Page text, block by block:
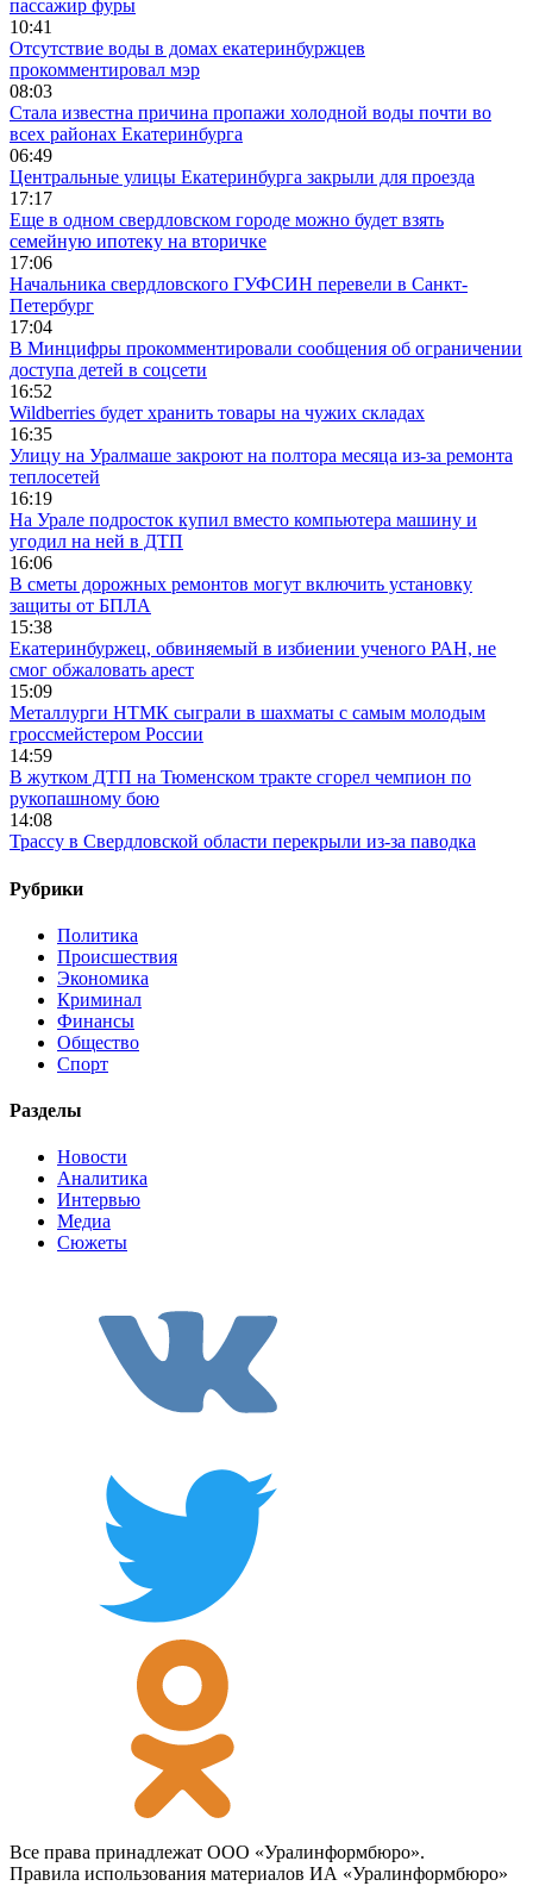
пассажир фуры
10:41
Отсутствие воды в домах екатеринбуржцев
прокомментировал мэр
08:03
Стала известна причина пропажи холодной воды почти во
всех районах Екатеринбурга
06:49
Центральные улицы Екатеринбурга закрыли для проезда
17:17
Еще в одном свердловском городе можно будет взять
семейную ипотеку на вторичке
17:06
Начальника свердловского ГУФСИН перевели в Санкт-
Петербург
17:04
В Минцифры прокомментировали сообщения об ограничении
доступа детей в соцсети
16:52
Wildberries будет хранить товары на чужих складах
16:35
Улицу на Уралмаше закроют на полтора месяца из-за ремонта
теплосетей
16:19
На Урале подросток купил вместо компьютера машину и
угодил на ней в ДТП
16:06
В сметы дорожных ремонтов могут включить установку
защиты от БПЛА
15:38
Екатеринбуржец, обвиняемый в избиении ученого РАН, не
смог обжаловать арест
15:09
Металлурги НТМК сыграли в шахматы с самым молодым
гроссмейстером России
14:59
В жутком ДТП на Тюменском тракте сгорел чемпион по
рукопашному бою
14:08
Трассу в Свердловской области перекрыли из-за паводка
Рубрики
Политика
Происшествия
Экономика
Криминал
Финансы
Общество
Спорт
Разделы
Новости
Аналитика
Интервью
Медиа
Сюжеты
Все права принадлежат ООО «Уралинформбюро».
Правила использования материалов ИА «Уралинформбюро»